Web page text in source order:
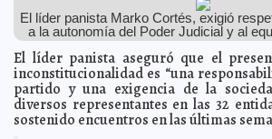
2023-01-29 12:51:06 Celebra la CODHEY 30 años de
derechos humanos Carmen Alicia Briceño Sánchez
2023-01-29 12:46:52 Frentes fríos recientes dejaron
perjuicios en Yucatán: Procivy Laura Aldama
2023-01-29 12:16:48 Conmemora SSY el Día Mundial
Armando León Borges
2023-01-29 12:12:43 El Ayuntamiento de Mérida
El líder panista Marko Cortés, exigió
a la autonomía del Poder Judicial y al
El líder panista aseguró que el
inconstitucionalidad es “una
partido y una exigencia de la
diversos representantes en las 32
sostenido encuentros en las últimas